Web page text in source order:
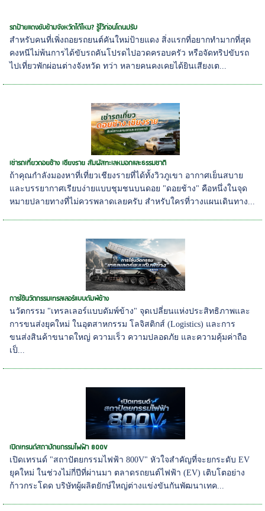
รถป้ายแดงขับข้ามจังหวัดได้ไหม? รู้ไว้ก่อนโดนปรับ
สำหรับคนที่เพิ่งถอยรถยนต์คันใหม่ป้ายแดง สิ่งแรกที่อยากทำมากที่สุด
คงหนีไม่พ้นการได้ขับรถคันโปรดไปอวดครอบครัว หรือจัดทริปขับรถ
ไปเที่ยวพักผ่อนต่างจังหวัด ทว่า หลายคนคงเคยได้ยินเสียงเต...
เช่ารถเที่ยวดอยช้าง เชียงราย สัมผัสทะเลหมอกและธรรมชาติ
ถ้าคุณกำลังมองหาที่เที่ยวเชียงรายที่ได้ทั้งวิวภูเขา อากาศเย็นสบาย
และบรรยากาศเรียบง่ายแบบชุมชนบนดอย "ดอยช้าง" คือหนึ่งในจุด
หมายปลายทางที่ไม่ควรพลาดเลยครับ สำหรับใครที่วางแผนเดินทาง...
การใช้นวัตกรรมเทรลเลอร์แบบดัมพ์ข้าง
นวัตกรรม "เทรลเลอร์แบบดัมพ์ข้าง" จุดเปลี่ยนแห่งประสิทธิภาพและ
การขนส่งยุคใหม่ ในอุตสาหกรรม โลจิสติกส์ (Logistics) และการ
ขนส่งสินค้าขนาดใหญ่ ความเร็ว ความปลอดภัย และความคุ้มค่าถือ
เป็...
เปิดเทรนด์สถาปัตยกรรมไฟฟ้า 800V
เปิดเทรนด์ "สถาปัตยกรรมไฟฟ้า 800V" หัวใจสำคัญที่จะยกระดับ EV
ยุคใหม่ ในช่วงไม่กี่ปีที่ผ่านมา ตลาดรถยนต์ไฟฟ้า (EV) เติบโตอย่าง
ก้าวกระโดด บริษัทผู้ผลิตยักษ์ใหญ่ต่างแข่งขันกันพัฒนาเทค...